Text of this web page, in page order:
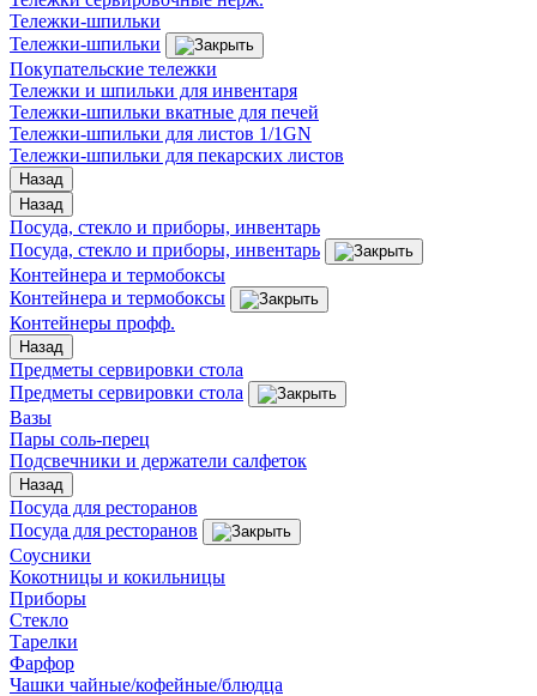
Тележки-шпильки
Тележки-шпильки
Покупательские тележки
Тележки и шпильки для инвентаря
Тележки-шпильки вкатные для печей
Тележки-шпильки для листов 1/1GN
Тележки-шпильки для пекарских листов
Назад
Назад
Посуда, стекло и приборы, инвентарь
Посуда, стекло и приборы, инвентарь
Контейнера и термобоксы
Контейнера и термобоксы
Контейнеры профф.
Назад
Предметы сервировки стола
Предметы сервировки стола
Вазы
Пары соль-перец
Подсвечники и держатели салфеток
Назад
Посуда для ресторанов
Посуда для ресторанов
Соусники
Кокотницы и кокильницы
Приборы
Стекло
Тарелки
Фарфор
Чашки чайные/кофейные/блюдца